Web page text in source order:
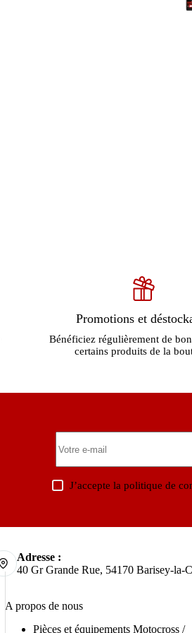
Promotions et
Bénéficiez régulièrement de
certains produits de la
J’accepte lapolitique de
Adresse :
40 Gr Grande Rue, 54170 Barisey-la-
A propos de nous
Pièces et équipements Motocross /